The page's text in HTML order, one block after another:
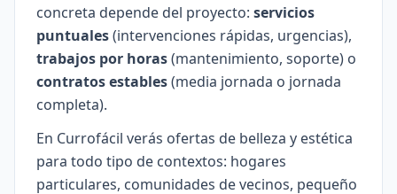
concreta depende del proyecto: servicios
puntuales(intervenciones rápidas, urgencias),
trabajos por horas(mantenimiento, soporte) o
contratos estables(media jornada o jornada
completa).
En Currofácil verás ofertas de belleza y estética
para todo tipo de contextos: hogares
particulares, comunidades de vecinos, pequeño